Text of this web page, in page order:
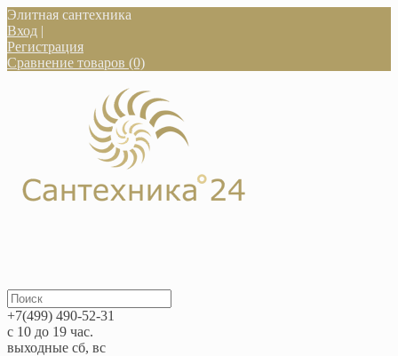
Элитная сантехника
Вход |
Регистрация
Сравнение товаров (0)
+7(499) 490-52-31
с 10 до 19 час.
выходные сб, вс